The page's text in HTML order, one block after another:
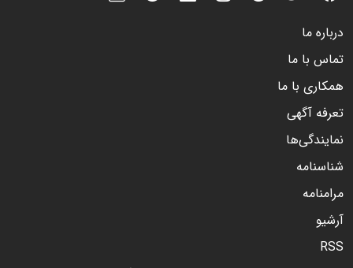
درباره ما
تماس با ما
همکاری با ما
تعرفه آگهی
نمایندگی‌ها
شناسنامه
مرامنامه
آرشیو
RSS